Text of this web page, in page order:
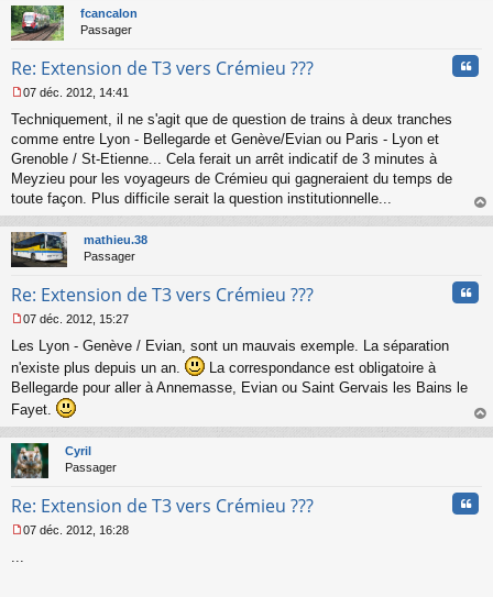
n
o
l
u
fcancalon
Passager
Re: Extension de T3 vers Crémieu ???
e
s
s
g
e
n
o
n
l
07 déc. 2012, 14:41
Techniquement, il ne s'agit que de question de trains à deux tranches
comme entre Lyon - Bellegarde et Genève/Evian ou Paris - Lyon et
Grenoble / St-Etienne... Cela ferait un arrêt indicatif de 3 minutes à
Meyzieu pour les voyageurs de Crémieu qui gagneraient du temps de
toute façon. Plus difficile serait la question institutionnelle...
au
mathieu.38
Passager
Re: Extension de T3 vers Crémieu ???
e
s
s
a
g
e
n
o
n
u
07 déc. 2012, 15:27
Les Lyon - Genève / Evian, sont un mauvais exemple. La séparation
n'existe plus depuis un an.
La correspondance est obligatoire à
Bellegarde pour aller à Annemasse, Evian ou Saint Gervais les Bains le
Fayet.
au
Cyril
Passager
Re: Extension de T3 vers Crémieu ???
07 déc. 2012, 16:28
...